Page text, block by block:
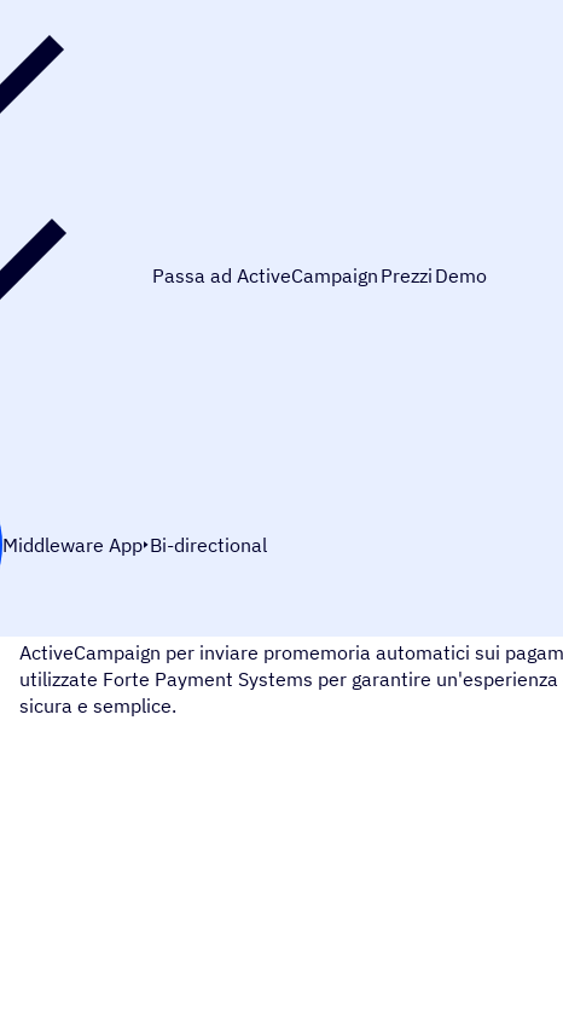
Passa ad ActiveCampaign Prezzi Demo
Middleware App Bi-directional
Forte Payment Systems è una soluzione di elaborazione dei
ActiveCampaign per inviare promemoria automatici sui
utilizzate Forte Payment Systems per garantire
sicura e semplice.